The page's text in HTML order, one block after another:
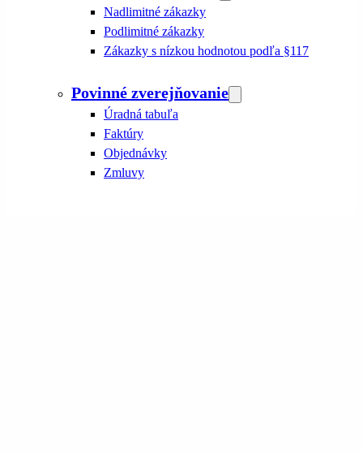
Nadlimitné zákazky
Podlimitné zákazky
Zákazky s nízkou hodnotou podľa §117
Povinné zverejňovanie
Úradná tabuľa
Faktúry
Objednávky
Zmluvy